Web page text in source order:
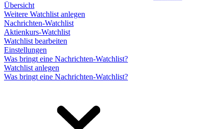
Übersicht
Weitere Watchlist anlegen
Nachrichten-Watchlist
Aktienkurs-Watchlist
Watchlist bearbeiten
Einstellungen
Was bringt eine Nachrichten-Watchlist?
Watchlist anlegen
Was bringt eine Nachrichten-Watchlist?